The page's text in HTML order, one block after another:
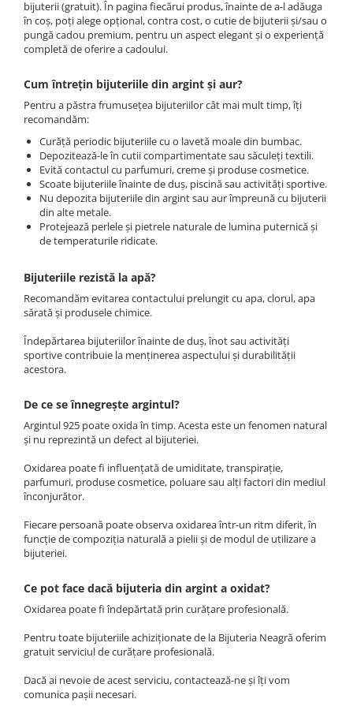
bijuterii (gratuit). În pagina fiecărui produs, înainte de a-l adăuga
în coș, poți alege opțional, contra cost, o cutie de bijuterii și/sau o
pungă cadou premium, pentru un aspect elegant și o experiență
completă de oferire a cadoului.
Cum întrețin bijuteriile din argint și aur?
Pentru a păstra frumusețea bijuteriilor cât mai mult timp, îți
recomandăm:
Curăță periodic bijuteriile cu o lavetă moale din bumbac.
Depozitează-le în cutii compartimentate sau săculeți textili.
Evită contactul cu parfumuri, creme și produse cosmetice.
Scoate bijuteriile înainte de duș, piscină sau activități sportive.
Nu depozita bijuteriile din argint sau aur împreună cu bijuterii
din alte metale.
Protejează perlele și pietrele naturale de lumina puternică și
de temperaturile ridicate.
Bijuteriile rezistă la apă?
Recomandăm evitarea contactului prelungit cu apa, clorul, apa
sărată și produsele chimice.
Îndepărtarea bijuteriilor înainte de duș, înot sau activități
sportive contribuie la menținerea aspectului și durabilității
acestora.
De ce se înnegrește argintul?
Argintul 925 poate oxida în timp. Acesta este un fenomen natural
și nu reprezintă un defect al bijuteriei.
Oxidarea poate fi influențată de umiditate, transpirație,
parfumuri, produse cosmetice, poluare sau alți factori din mediul
înconjurător.
Fiecare persoană poate observa oxidarea într-un ritm diferit, în
funcție de compoziția naturală a pielii și de modul de utilizare a
bijuteriei.
Ce pot face dacă bijuteria din argint a oxidat?
Oxidarea poate fi îndepărtată prin curățare profesională.
Pentru toate bijuteriile achiziționate de la Bijuteria Neagră oferim
gratuit serviciul de curățare profesională.
Dacă ai nevoie de acest serviciu, contactează-ne și îți vom
comunica pașii necesari.